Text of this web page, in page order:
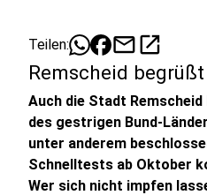
Teilen: mailopen_in_new
Remscheid
Auch die Stadt
des gestrigen Bund-
unter anderem
Schnelltests ab Oktober
Wer sich nicht impfen